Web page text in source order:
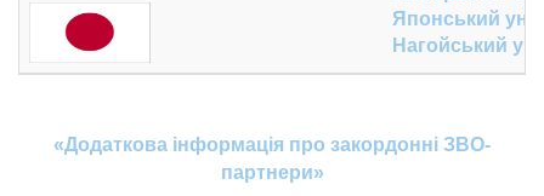
Японський
Нагойський
«Додаткова інформація про закордонні ЗВО-
партнери»